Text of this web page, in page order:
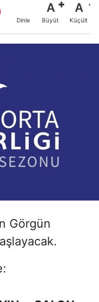
Dinle
A
Büyüt
A
Küçült
Görgün